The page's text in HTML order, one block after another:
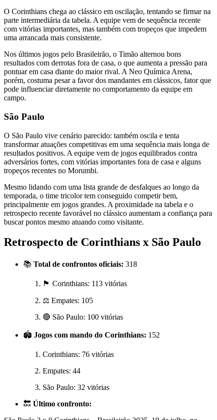
O Corinthians chega ao clássico em oscilação, tentando se firmar na
parte intermediária da tabela. A equipe vem de sequência recente
com vitórias importantes, mas também com tropeços que impedem
uma arrancada mais consistente.
Nos últimos jogos pelo Brasileirão, o Timão alternou bons
resultados com derrotas fora de casa, o que aumenta a pressão para
pontuar em casa diante do maior rival. A Neo Química Arena,
porém, costuma pesar a favor dos mandantes em clássicos, fator que
pode influenciar diretamente no comportamento da equipe em
campo.
São Paulo
O São Paulo vive cenário parecido: também oscila e tenta
transformar atuações competitivas em uma sequência mais longa de
resultados positivos. A equipe vem de jogos equilibrados contra
adversários fortes, com vitórias importantes fora de casa e alguns
tropeços recentes no Morumbi.
Mesmo lidando com uma lista grande de desfalques ao longo da
temporada, o time tricolor tem conseguido competir bem,
principalmente em jogos grandes. A proximidade na tabela e o
retrospecto recente favorável no clássico aumentam a confiança para
buscar pontos mesmo atuando como visitante.
Retrospecto de Corinthians x São Paulo
📚 Total de confrontos oficiais: 318
🏴 Corinthians: 113 vitórias
⚖️ Empates: 105
🔴 São Paulo: 100 vitórias
🏟️ Jogos com mando do Corinthians: 152
Corinthians: 76 vitórias
Empates: 44
São Paulo: 32 vitórias
🔙 Último confronto: